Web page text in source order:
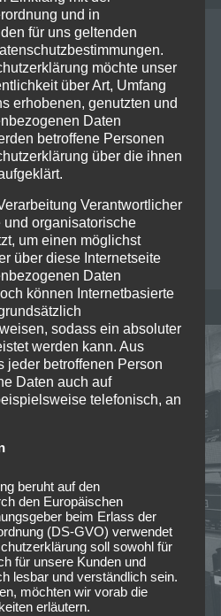
03-21 Heaven
Muc
Abend im Zenith bevor,
Death Metal stand. Gleich
Ehre.Meist bedeutet…
und in
für uns geltenden
möchte unser
über Art, Umfang
erhobenen, genutzten und
Daten
betroffene Personen
über die ihnen
Verantwortlicher
organisatorische
um einen möglichst
über diese Internetseite
Daten
können Internetbasierte
sodass ein absoluter
werden kann. Aus
jeder betroffenen Person
Daten auch auf
telefonisch, an
beruht auf den
den Europäischen
beim Erlass der
(DS-GVO) verwendet
soll sowohl für
für unsere Kunden und
lesbar und verständlich sein.
möchten wir vorab die
erläutern.